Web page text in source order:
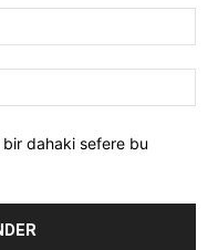
dahaki sefere bu